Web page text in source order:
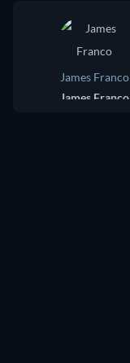
James Franco
James Franco